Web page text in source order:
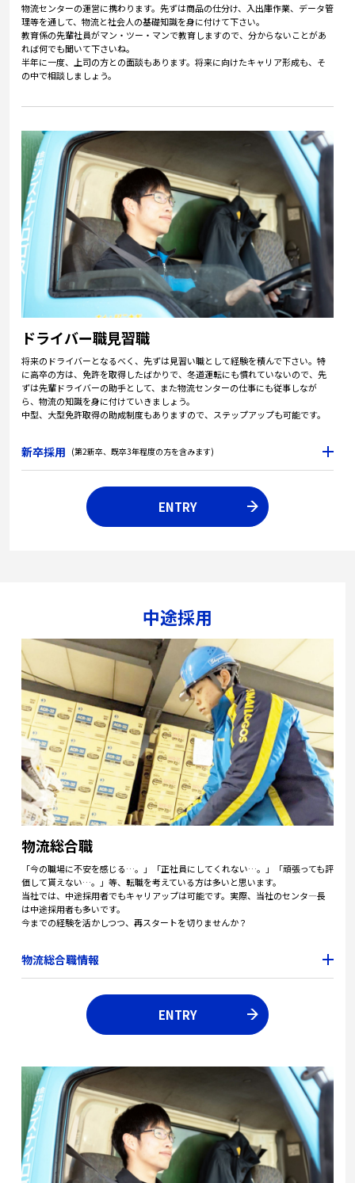
物流センターの運営に携わります。先ずは商品の仕分け、入出庫作業、データ管
理等を通して、物流と社会人の基礎知識を身に付けて下さい。
教育係の先輩社員がマン・ツー・マンで教育しますので、分からないことがあ
れば何でも聞いて下さいね。
半年に一度、上司の方との面談もあります。将来に向けたキャリア形成も、そ
の中で相談しましょう。
ドライバー職見習職
将来のドライバーとなるべく、先ずは見習い職として経験を積んで下さい。特
に高卒の方は、免許を取得したばかりで、冬道運転にも慣れていないので、先
ずは先輩ドライバーの助手として、また物流センターの仕事にも従事しなが
ら、物流の知識を身に付けていきましょう。
中型、大型免許取得の助成制度もありますので、ステップアップも可能です。
新卒採用 (第2新卒、既卒3年程度の方を含みます)
ENTRY
中途採用
物流総合職
「今の職場に不安を感じる…。」「正社員にしてくれない…。」「頑張っても評
価して貰えない…。」等、転職を考えている方は多いと思います。
当社では、中途採用者でもキャリアップは可能です。実際、当社のセンタ―長
は中途採用者も多いです。
今までの経験を活かしつつ、再スタートを切りませんか？
物流総合職情報
ENTRY